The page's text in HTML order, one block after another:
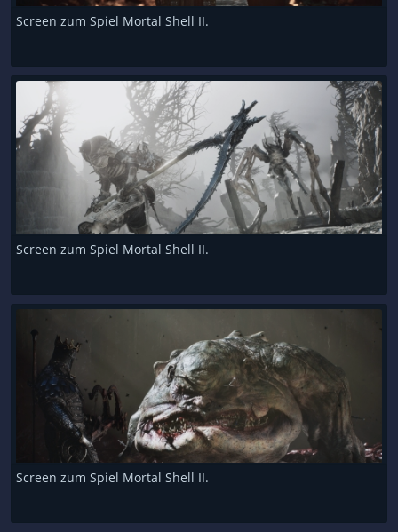
Screen zum Spiel Mortal Shell II.
Screen zum Spiel Mortal Shell II.
Screen zum Spiel Mortal Shell II.